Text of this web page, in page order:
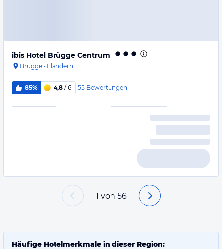
ibis Hotel Brügge Centrum
Brügge · Flandern
85% 4,8 / 6 55 Bewertungen
1 von 56
Häufige Hotelmerkmale in dieser Region: